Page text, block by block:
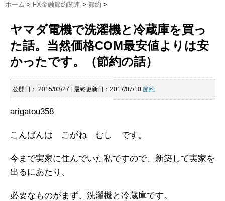
ホーム > FX金融節約関連 > 節約 >
ヤマダ電機で洗濯機と冷蔵庫を買っ
た話。当然価格COM最安値よりは安
かったです。（節約の話）
公開日： 2015/03/27 : 最終更新日：2017/07/10 節約
arigatou358
こんばんは こがね むし です。
今まで実家に住んでいた私ですので、新築して実家を
出るにあたり、
必要なものがまず、洗濯機と冷蔵庫です。